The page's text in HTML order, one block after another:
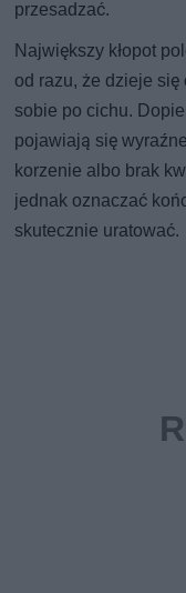
przesadzać.
Największy kłopot
od razu, że dzieje się
sobie po cichu.
pojawiają się
korzenie albo brak
jednak oznaczać
skutecznie uratować.